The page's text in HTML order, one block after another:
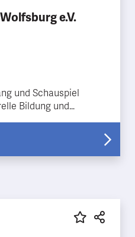
e.V.
und Schauspiel
Bildung und